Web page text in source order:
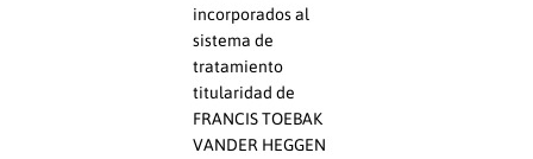
incorporados al
sistema de
tratamiento
titularidad de
FRANCIS TOEBAK
VANDER HEGGEN